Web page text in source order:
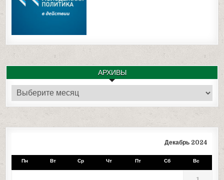
АРХИВЫ
Архивы
Декабрь 2024
Пн Вт Ср Чт Пт Сб Вс